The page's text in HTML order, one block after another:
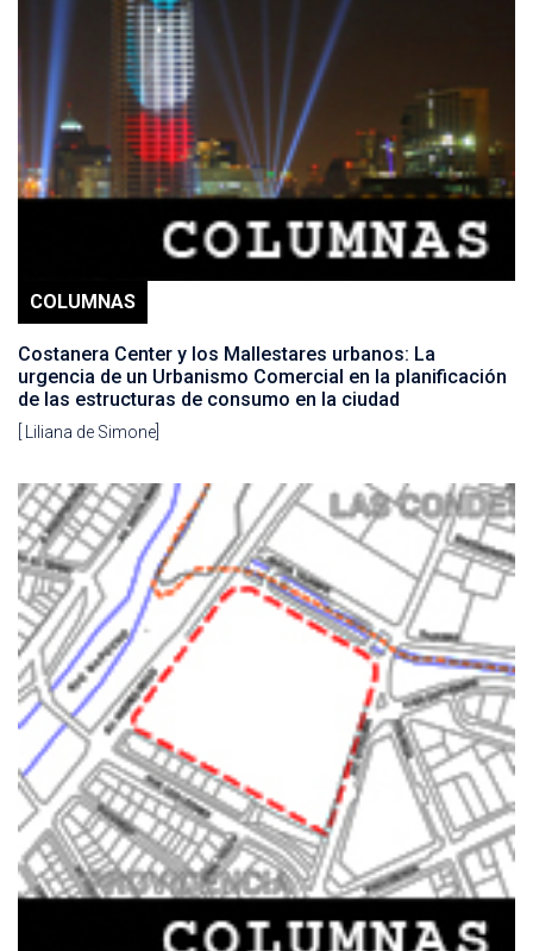
COLUMNAS
Costanera Center y los Mallestares urbanos: La
urgencia de un Urbanismo Comercial en la planificación
de las estructuras de consumo en la ciudad
[ Liliana de Simone]